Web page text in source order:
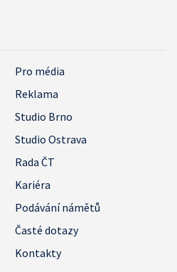
Pro média
Reklama
Studio Brno
Studio Ostrava
Rada ČT
Kariéra
Podávání námětů
Časté dotazy
Kontakty